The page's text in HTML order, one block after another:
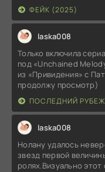
ФЕЙК (2025)
laska008
Только включила
под «Unchained
из «Привидения» с
продолжу просмотр)
ПОСЛЕДНИЙ
laska008
Нолану удалось
звезд первой
ролях.Визуально